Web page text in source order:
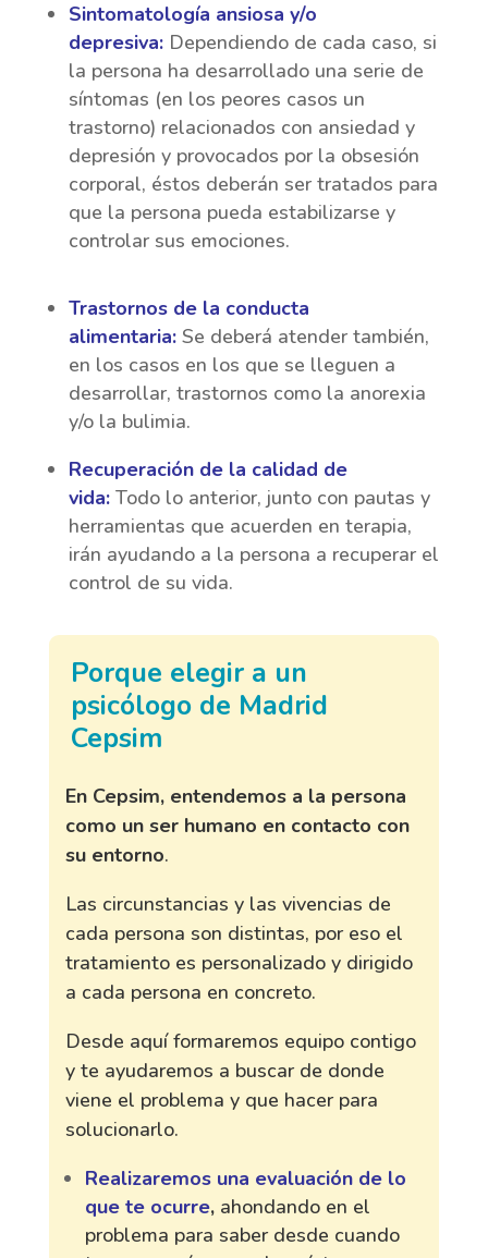
Sintomatología ansiosa y/o
depresiva:Dependiendo de cada caso, si
la persona ha desarrollado una serie de
síntomas (en los peores casos un
trastorno) relacionados con ansiedad y
depresión y provocados por la obsesión
corporal, éstos deberán ser tratados para
que la persona pueda estabilizarse y
controlar sus emociones.
Trastornos de la conducta
alimentaria:Se deberá atender también,
en los casos en los que se lleguen a
desarrollar, trastornos como la anorexia
y/o la bulimia.
Recuperación de la calidad de
vida:Todo lo anterior, junto con pautas y
herramientas que acuerden en terapia,
irán ayudando a la persona a recuperar el
control de su vida.
Porque elegir a un
psicólogo de Madrid
Cepsim
En Cepsim, entendemos a la persona
como un ser humano en contacto con
su entorno.
Las circunstancias y las vivencias de
cada persona son distintas, por eso el
tratamiento es personalizado y dirigido
a cada persona en concreto.
Desde aquí formaremos equipo contigo
y te ayudaremos a buscar de donde
viene el problema y que hacer para
solucionarlo.
Realizaremos una evaluación de lo
que te ocurre,ahondando en el
problema para saber desde cuando